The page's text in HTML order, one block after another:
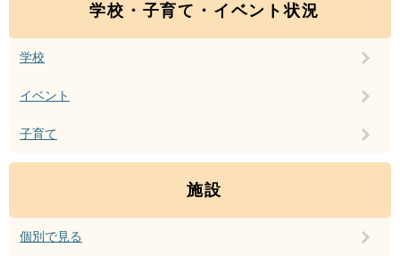
学校・子育て・イベント状況
学校
イベント
子育て
施設
個別で見る